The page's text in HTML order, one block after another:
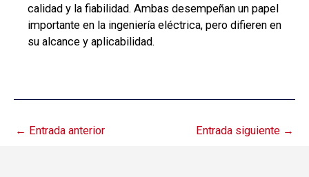
calidad y la fiabilidad. Ambas desempeñan un papel
importante en la ingeniería eléctrica, pero difieren en
su alcance y aplicabilidad.
← Entrada anterior Entrada siguiente →